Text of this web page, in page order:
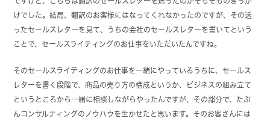
けでした。結局、翻訳のお客様にはなってくれなかったのですが、その送
ったセールスレターを見て、うちの会社のセールスレターを書いてという
ことで、セールスライティングのお仕事をいただいたんですね。
そのセールスライティングのお仕事を一緒にやっているうちに、セールス
レターを書く段階で、商品の売り方の構成というか、ビジネスの組み立て
というところから一緒に相談しながらやったんですが、その部分で、たぶ
んコンサルティングのノウハウを生かせたと思います。そのお客さんには